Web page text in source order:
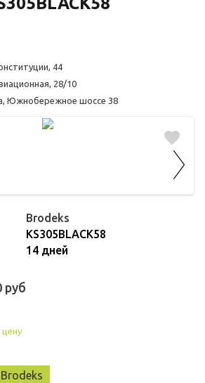
44
28/10
Южнобережное шоссе 38
Brodeks
KS305BLACK58
14 дней
руб
как используется сайт,
сайта максимально
для пользователей.
cookie используются
и улучшения
Эти файлы cookie
и рекламных материалов
сайта.